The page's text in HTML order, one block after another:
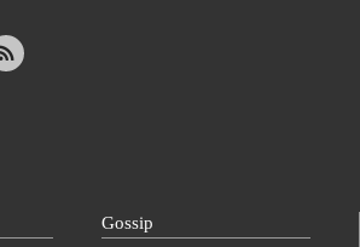
Gossip